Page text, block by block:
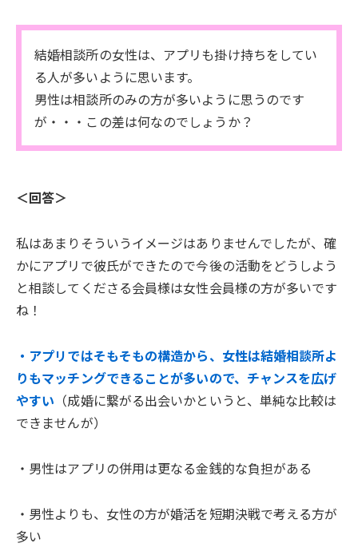
結婚相談所の女性は、アプリも掛け持ちをしてい
る人が多いように思います。
男性は相談所のみの方が多いように思うのです
が・・・この差は何なのでしょうか？
＜回答＞
私はあまりそういうイメージはありませんでしたが、確
かにアプリで彼氏ができたので今後の活動をどうしよう
と相談してくださる会員様は女性会員様の方が多いです
ね！
・アプリではそもそもの構造から、女性は結婚相談所よ
りもマッチングできることが多いので、チャンスを広げ
やすい （成婚に繋がる出会いかというと、単純な比較は
できませんが）
・男性はアプリの併用は更なる金銭的な負担がある
・男性よりも、女性の方が婚活を短期決戦で考える方が
多い